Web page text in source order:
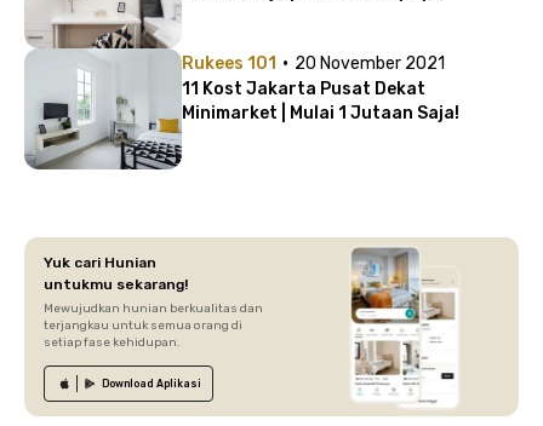
Rukees 101 · 20 November 2021
11 Kost Jakarta Pusat Dekat
Minimarket | Mulai 1 Jutaan Saja!
Yuk cari Hunian
untukmu sekarang!
Mewujudkan hunian berkualitas dan
terjangkau untuk semua orang di
setiap fase kehidupan.
Download Aplikasi